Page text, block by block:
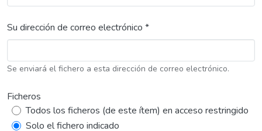
Su dirección de correo electrónico *
Se enviará el fichero a esta dirección de correo electrónico.
Ficheros
Todos los ficheros (de este ítem) en acceso restringido
Solo el fichero indicado